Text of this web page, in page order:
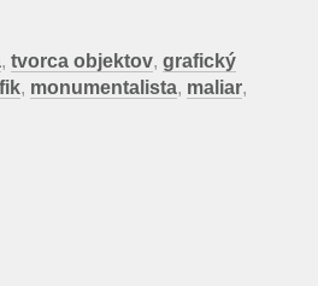
, tvorca objektov, grafický
, monumentalista, maliar,